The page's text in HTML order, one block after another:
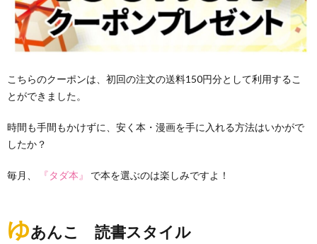
こちらのクーポンは、初回の注文の送料150円分として利用するこ
とができました。
時間も手間もかけずに、安く本・漫画を手に入れる方法はいかがで
したか？
毎月、 『タダ本』 で本を選ぶのは楽しみですよ！
ゆあんこ 読書スタイル